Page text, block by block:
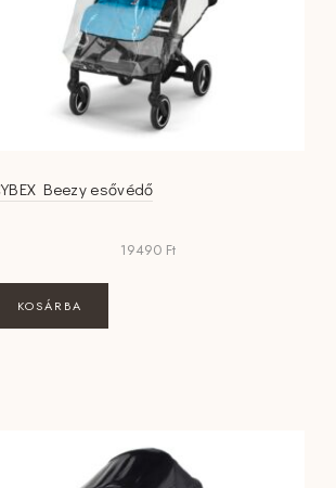
Beezy esővédő
19490 Ft
KOSÁRBA